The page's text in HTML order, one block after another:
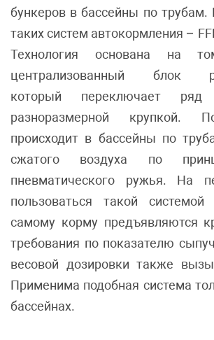
бункеров в бассейны по трубам.
таких систем автокормления –
Технология основана на
централизованный блок
который переключает
разноразмерной крупкой.
происходит в бассейны по
сжатого воздуха по
пневматического ружья. На
пользоваться такой
самому корму предъявляются
требования по показателю
весовой дозировки также
Применима подобная система
бассейнах.